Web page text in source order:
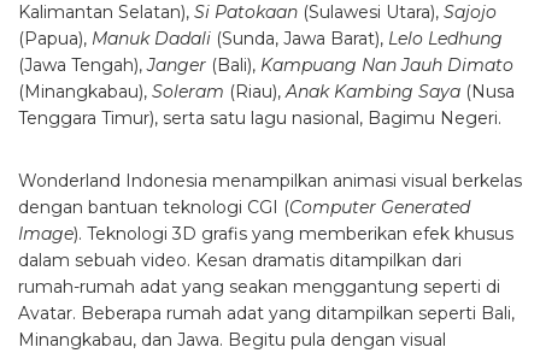
Kalimantan Selatan), Si Patokaan (Sulawesi Utara), Sajojo
(Papua), Manuk Dadali (Sunda, Jawa Barat), Lelo Ledhung
(Jawa Tengah),Janger (Bali), Kampuang Nan Jauh Dimato
(Minangkabau), Soleram (Riau),Anak Kambing Saya (Nusa
Tenggara Timur), serta satu lagu nasional, Bagimu Negeri.
Wonderland Indonesia menampilkan animasi visual berkelas
dengan bantuan teknologi CGI (Computer Generated
Image). Teknologi 3D grafis yang memberikan efek khusus
dalam sebuah video. Kesan dramatis ditampilkan dari
rumah-rumah adat yang seakan menggantung seperti di
Avatar. Beberapa rumah adat yang ditampilkan seperti Bali,
Minangkabau, dan Jawa. Begitu pula dengan visual